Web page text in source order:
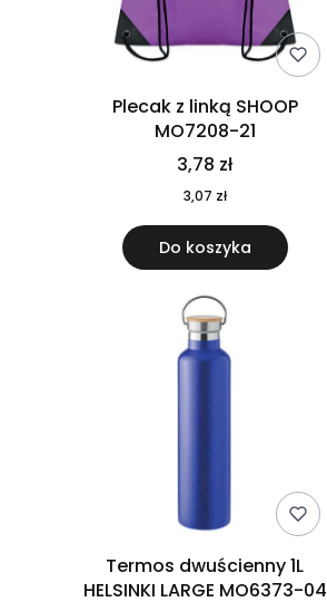
Plecak z linką SHOOP
MO7208-21
3,78 zł
3,07 zł
Do koszyka
Termos dwuścienny 1L
HELSINKI LARGE MO6373-04